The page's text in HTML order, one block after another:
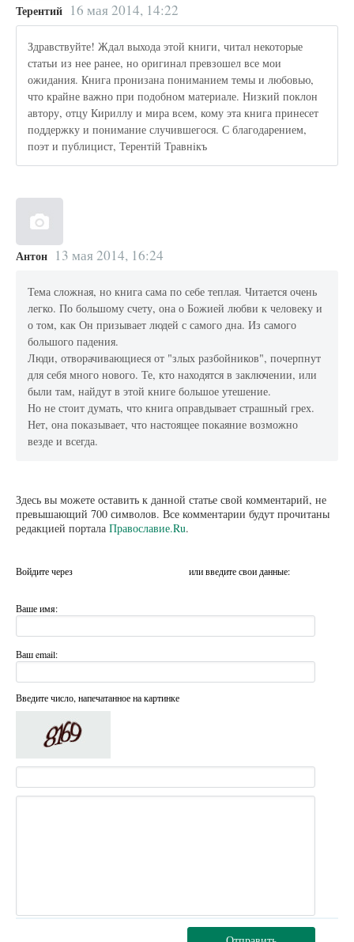
Терентий 16 мая 2014, 14:22
Здравствуйте! Ждал выхода этой книги, читал некоторые
статьи из нее ранее, но оригинал превзошел все мои
ожидания. Книга пронизана пониманием темы и любовью,
что крайне важно при подобном материале. Низкий поклон
автору, отцу Кириллу и мира всем, кому эта книга принесет
поддержку и понимание случившегося. С благодарением,
поэт и публицист, Терентiй Травнiкъ
Антон 13 мая 2014, 16:24
Тема сложная, но книга сама по себе теплая. Читается очень
легко. По большому счету, она о Божией любви к человеку и
о том, как Он призывает людей с самого дна. Из самого
большого падения.
Люди, отворачивающиеся от "злых разбойников", почерпнут
для себя много нового. Те, кто находятся в заключении, или
были там, найдут в этой книге большое утешение.
Но не стоит думать, что книга оправдывает страшный грех.
Нет, она показывает, что настоящее покаяние возможно
везде и всегда.
Здесь вы можете оставить к данной статье свой комментарий, не
превышающий 700 символов. Все комментарии будут прочитаны
редакцией портала Православие.Ru.
Войдите через или введите свои данные:
Ваше имя:
Ваш email:
Введите число, напечатанное на картинке